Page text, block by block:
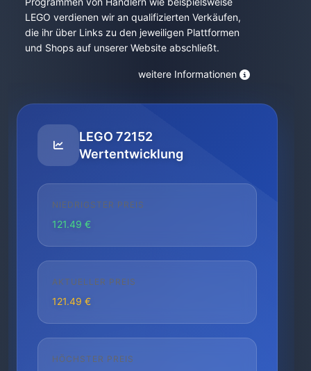
LEGO verdienen wir an qualifizierten Verkäufen,
die ihr über Links zu den jeweiligen Plattformen
und Shops auf unserer Website abschließt.
weitere Informationen
LEGO 72152
Wertentwicklung
NIEDRIGSTER PREIS
121.49 €
AKTUELLER PREIS
121.49 €
HÖCHSTER PREIS